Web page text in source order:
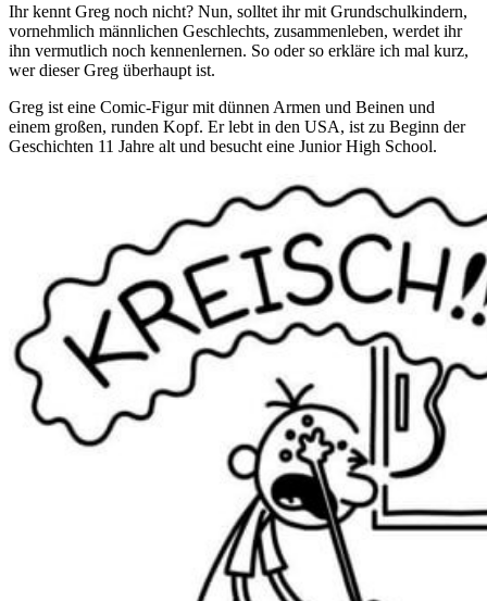
Ihr kennt Greg noch nicht? Nun, solltet ihr mit Grundschulkindern,
vornehmlich männlichen Geschlechts, zusammenleben, werdet ihr
ihn vermutlich noch kennenlernen. So oder so erkläre ich mal kurz,
wer dieser Greg überhaupt ist.
Greg ist eine Comic-Figur mit dünnen Armen und Beinen und
einem großen, runden Kopf. Er lebt in den USA, ist zu Beginn der
Geschichten 11 Jahre alt und besucht eine Junior High School.